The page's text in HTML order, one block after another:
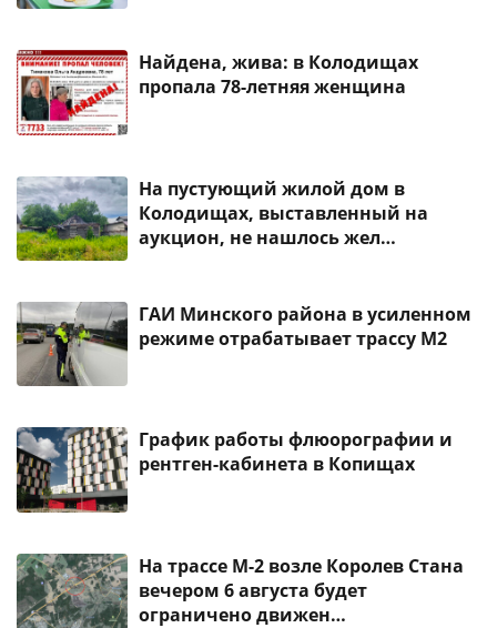
Найдена, жива: в Колодищах
пропала 78-летняя женщина
На пустующий жилой дом в
Колодищах, выставленный на
аукцион, не нашлось жел…
ГАИ Минского района в усиленном
режиме отрабатывает трассу М2
График работы флюорографии и
рентген-кабинета в Копищах
На трассе М-2 возле Королев Стана
вечером 6 августа будет
ограничено движен…